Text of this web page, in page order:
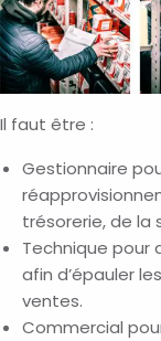
Il faut être :
Gestionnaire
trésorerie, de la
Technique pour
afin d’épauler
ventes.
Commercial